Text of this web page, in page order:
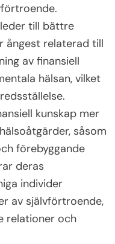
till bättre
ångest relaterad till
av finansiell
hälsan, vilket
kunskap mer
såsom
förebyggande
deras
individer
av självförtroende,
relationer och